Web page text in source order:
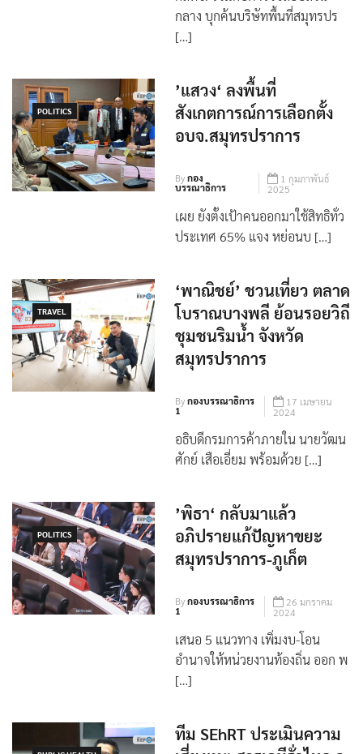
6 สิงหาคม 2025
กสทช. ร่วมกับตำรวจสอบสวน
POLITICS
’แสวง‘ ลงพื้นที่
สังเกตการณ์การเลือกตั้ง
อบจ.สมุทรปราการ
Byกอง
บรรณาธิการ
1 กุมภาพันธ์
2025
TRAVEL
‘พาณิชย์’ ชวนเที่ยว ตลาด
โบราณบางพลี ย้อนรอยวิถี
ชุมชนริมน้ำ จังหวัด
สมุทรปราการ
Byกองบรรณาธิการ
1
17 เมษายน
2024
POLITICS
’พิธา‘ กลับมาแล้ว
อภิปรายแก้ปัญหาขยะ
สมุทรปราการ-ภูเก็ต
Byกองบรรณาธิการ
1
26 มกราคม
2024
เสนอ 5 แนวทาง เพิ่มงบ-โอน